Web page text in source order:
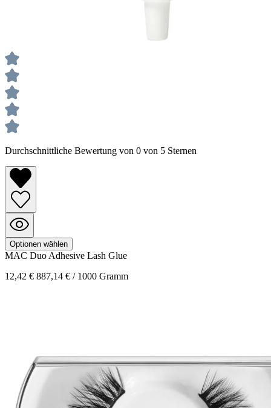
Durchschnittliche Bewertung von 0 von 5 Sternen
Optionen wählen
MAC Duo Adhesive Lash Glue
12,42 € 887,14 € / 1000 Gramm